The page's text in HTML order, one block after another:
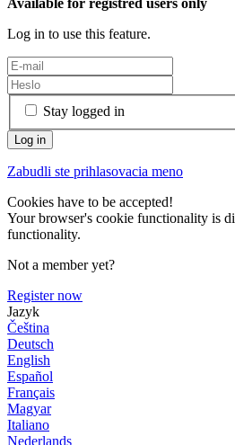
Available for registred users only
Log in to use this feature.
Stay logged in
Zabudli ste prihlasovacia meno
Cookies have to be accepted!
Your browser's cookie functionality is
functionality.
Not a member yet?
Register now
Jazyk
Čeština
Deutsch
English
Español
Français
Magyar
Italiano
Nederlands